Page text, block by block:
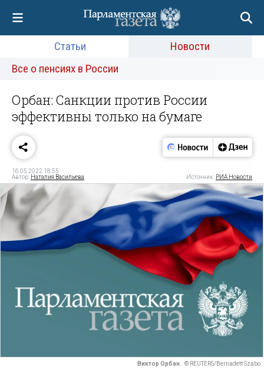
Статьи
Новости
Все о пенсиях в России
Орбан: Санкции против России
эффективны только на бумаге
16.05.2022 18:55
Автор: Наталия Васильева Источник: РИА Новости
Виктор Орбан. © REUTERS/Bernadett Szabo